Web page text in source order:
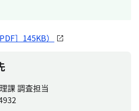
］145KB）
課 調査担当